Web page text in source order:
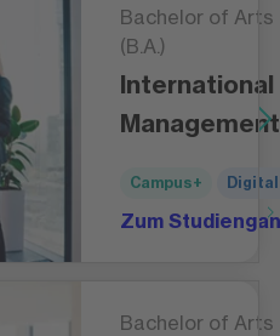
Bachelor of Arts
(B.A.)
International
Management
Campus+
Zum
Bachelor of Arts